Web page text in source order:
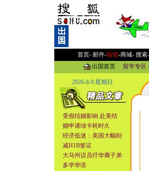
首页- 邮件-短信-商城- 搜索-
出国首页
留学专区
2026-8-9 星期日
受假结婚影响 赴美结
婚申请绿卡耗时久
经济低迷：美国大幅削
减H1B签证
大马州议员吁华裔子弟
多学华语